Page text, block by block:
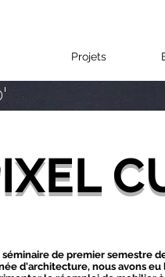
Projets
séminaire de premier semestre
d'architecture, nous avons eu